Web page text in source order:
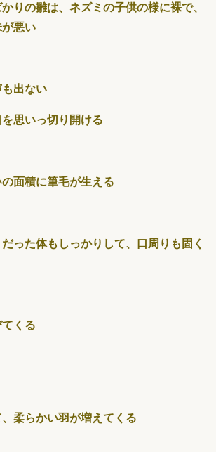
りの雛は、ネズミの子供の様に裸で、
悪い
も出ない
を思いっ切り開ける
の面積に筆毛が生える
だった体もしっかりして、口周りも固く
てくる
、柔らかい羽が増えてくる